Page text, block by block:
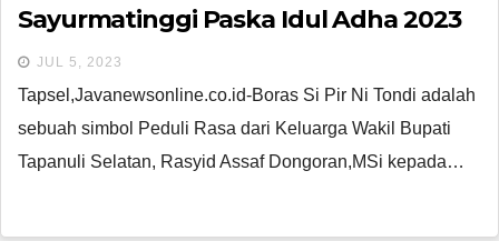
Sayurmatinggi Paska Idul Adha 2023
JUL 5, 2023
Tapsel,Javanewsonline.co.id-Boras Si Pir Ni Tondi adalah
sebuah simbol Peduli Rasa dari Keluarga Wakil Bupati
Tapanuli Selatan, Rasyid Assaf Dongoran,MSi kepada…